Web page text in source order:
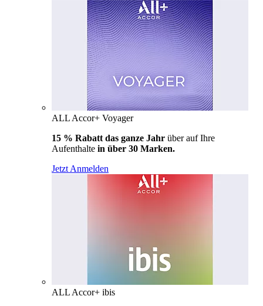
ALL Accor+ Voyager
15 % Rabatt das ganze Jahr über auf Ihre
Aufenthalte in über 30 Marken.
Jetzt Anmelden
ALL Accor+ ibis